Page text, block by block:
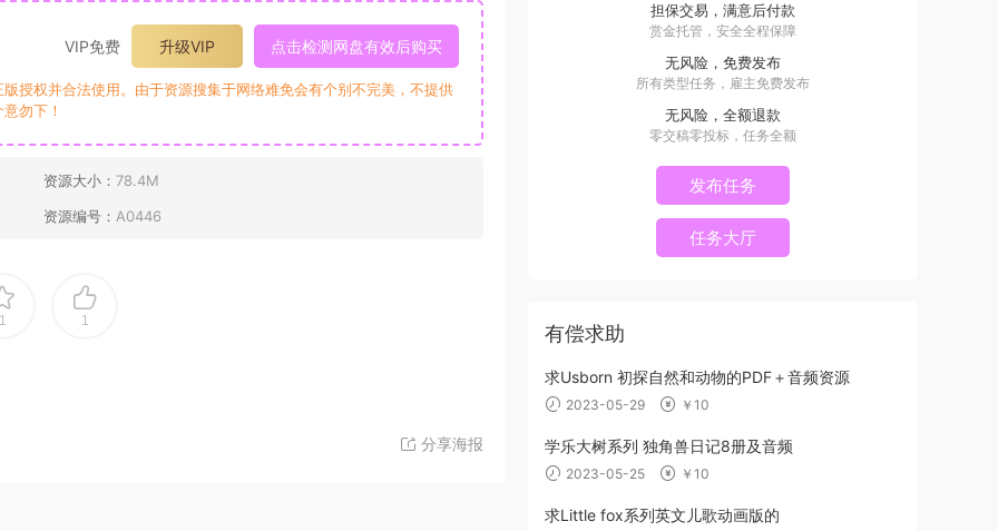
VIP免费 升级VIP 点击检测网盘有效后购买
授权并合法使用。由于资源搜集于网络难免会有个别不完美，不提供
勿下！
资源大小： 78.4M
资源编号： A0446
1
分享海报
担保交易，满意后付款
赏金托管，安全全程保障
无风险，免费发布
所有类型任务，雇主免费发布
无风险，全额退款
零交稿零投标，任务全额
发布任务
任务大厅
有偿求助
求Usborn 初探自然和动物的PDF＋音频资源
2023-05-29 ￥10
学乐大树系列 独角兽日记8册及音频
2023-05-25 ￥10
求Little fox系列英文儿歌动画版的